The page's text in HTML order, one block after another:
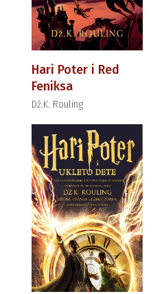
Hari Poter i Red
Feniksa
Dž.K. Rouling